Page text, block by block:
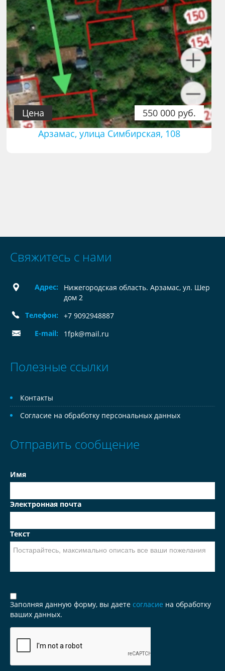
550 000 руб.
Цена
Арзамас, улица Симбирская, 108
Свяжитесь с нами
Адрес:
Нижегородская область. Арзамас, ул. Шер
дом 2
Телефон:
+7 9092948887
E-mail:
1fpk@mail.ru
Полезные ссылки
Контакты
Согласие на обработку персональных данных
Отправить сообщение
Имя
Электронная почта
Текст
Заполняя данную форму, вы даете согласие на обработку
ваших данных.